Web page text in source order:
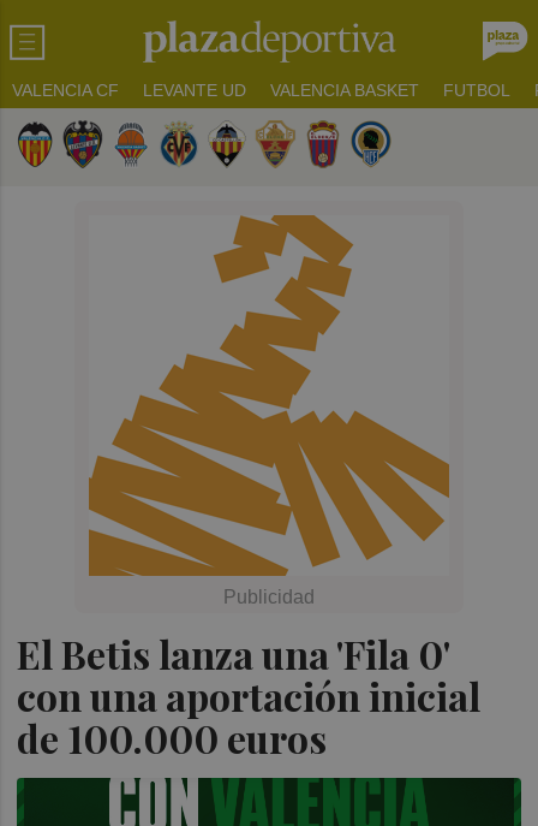
VALENCIA CF LEVANTE UD VALENCIA BASKET FUTBOL
El Betis lanza una 'Fila 0'
con una aportación inicial
de 100.000 euros